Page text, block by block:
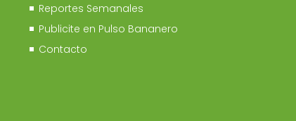
Reportes Semanales
Publicite en Pulso Bananero
Contacto